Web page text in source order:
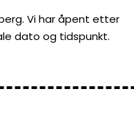
Vi har åpent etter
dato og tidspunkt.